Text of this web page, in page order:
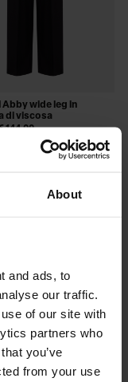
About
and ads, to
our traffic.
of our site with
partners who
you’ve
from your use
Abby wide leg in
di viscosa
144,00
wide leg in